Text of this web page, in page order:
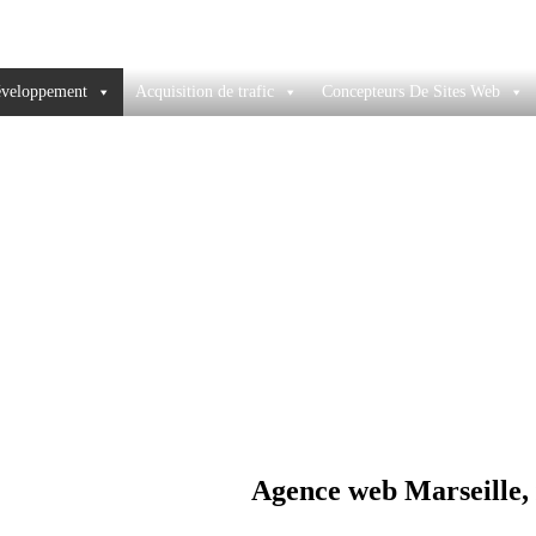
Acquisition de trafic Concepteurs De Sites Web
Agence web